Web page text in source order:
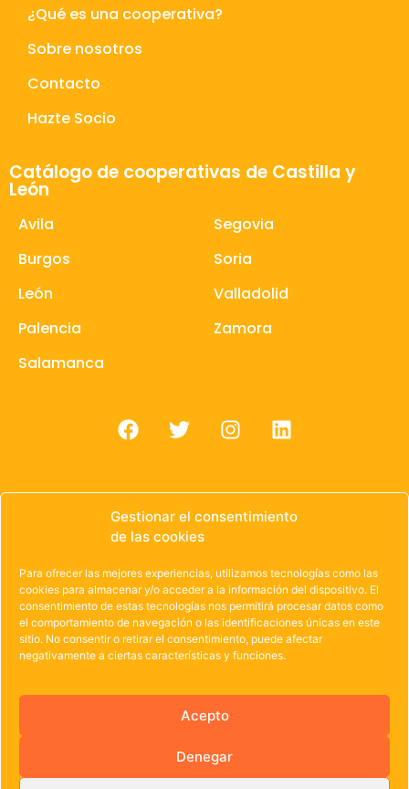
Gestionar el consentimiento
de las cookies
Para ofrecer las mejores experiencias, utilizamos tecnologías como las
cookies para almacenar y/o acceder a la información del dispositivo. El
consentimiento de estas tecnologías nos permitirá procesar datos como
el comportamiento de navegación o las identificaciones únicas en este
sitio. No consentir o retirar el consentimiento, puede afectar
negativamente a ciertas características y funciones.
Acepto
Denegar
¿Qué es una cooperativa?
Sobre nosotros
Contacto
Hazte Socio
Catálogo de cooperativas de Castilla y
León
Avila
Burgos
León
Palencia
Salamanca
Segovia
Soria
Valladolid
Zamora
© 1985 – 2021 | OWEN Unión de Cooperativas de
Trabajo de Castilla y León
Aviso Legal·Política de Privacidad·Política de
Cookies